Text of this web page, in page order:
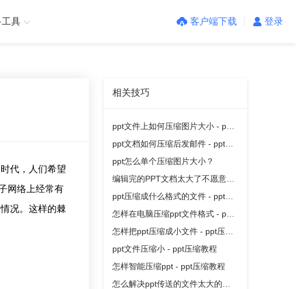
具 客户端下载 登录
代，人们希望
网络上经常有
况。这样的棘
相关技巧
ppt文件上如何压缩图片大小 - ppt
压缩教程
ppt文档如何压缩后发邮件 - ppt压
缩教程
ppt怎么单个压缩图片大小？
编辑完的PPT文档太大了不愿意删
减内容怎么减少体积呢？
ppt压缩成什么格式的文件 - ppt压
缩教程
怎样在电脑压缩ppt文件格式 - ppt
压缩教程
怎样把ppt压缩成小文件 - ppt压缩
教程
ppt文件压缩小 - ppt压缩教程
怎样智能压缩ppt - ppt压缩教程
怎么解决ppt传送的文件太大的麻